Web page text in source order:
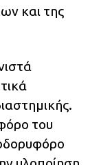
και της
του